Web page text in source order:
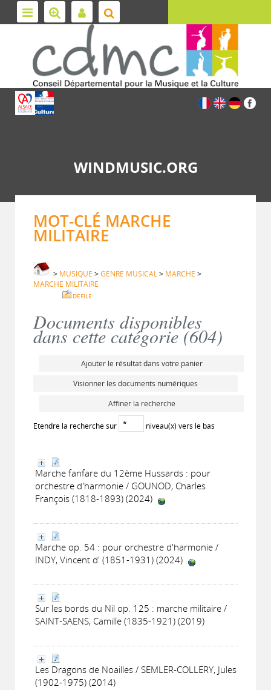
WINDMUSIC.ORG
MOT-CLÉ MARCHE
MILITAIRE
> MUSIQUE >GENRE MUSICAL> MARCHE >
MARCHE MILITAIRE
DEFILE
Documents disponibles
dans cette catégorie (604)
Ajouter le résultat dans votre panier
Visionner les documents numériques
Affiner la recherche
Etendre la recherche sur niveau(x) vers le bas
Marche fanfare du 12ème Hussards : pour
orchestre d'harmonie / GOUNOD, Charles
François (1818-1893) (2024)
Marche op. 54 : pour orchestre d'harmonie /
INDY, Vincent d' (1851-1931) (2024)
Sur les bords du Nil op. 125 : marche militaire /
SAINT-SAENS, Camille (1835-1921) (2019)
Les Dragons de Noailles / SEMLER-COLLERY, Jules
(1902-1975) (2014)